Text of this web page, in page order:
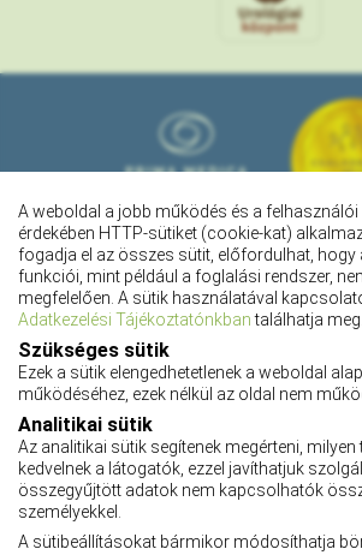
A weboldal a jobb működés és a felhasználói
érdekében HTTP-sütiket (cookie-kat)
fogadja el az összes sütit, előfordulhat, hogy
funkciói, mint például a foglalási rendszer,
megfelelően. A sütik használatával
Adatkezelési Tájékoztatónkbantalálhatja meg.
Szükséges sütik
Ezek a sütik elengedhetetlenek a weboldal
működéséhez, ezek nélkül az oldal nem
Analitikai sütik
Az analitikai sütik segítenek megérteni,
kedvelnek a látogatók, ezzel javíthatjuk
összegyűjtött adatok nem kapcsolhatók
személyekkel.
A sütibeállításokat bármikor módosíthatja
Adatkezelési tájékoztató
Adatvédelmi tájékoztató
Impresszum